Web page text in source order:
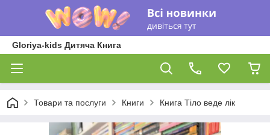
Gloriya-kids Дитяча Книга
Товари та послуги Книги Книга Тіло веде лік